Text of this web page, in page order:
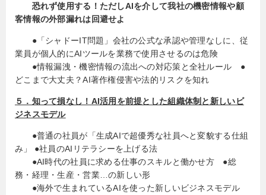
恐れず使用する！ただしAIを介して我社の機密情報や顧
客情報の外部漏れは回避せよ
●「シャドーIT問題」会社の公式な承認や管理なしに、従
業員が個人的にAIツールを業務で使用させるのは危険
●情報漏洩・機密情報の流出への対応策と全社ルール ●
どこまで大丈夫？AI著作権侵害や法的リスクを知れ
５．知って損なし！AI活用を前提とした組織体制と新しいビ
ジネスモデル
●普通の社員が「生成AIで超優秀な社員へと変貌する仕組
み」 ●社員のAIリテラシーを上げる法
●AI時代の社員に求める仕事のスキルと働かせ方 ●総
務・経理・生産・営業…の新しい形
●海外で生まれているAIを使った新しいビジネスモデル